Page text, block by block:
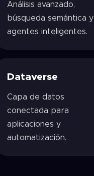
Análisis avanzado,
búsqueda semántica y
agentes inteligentes.
Dataverse
Capa de datos
conectada para
aplicaciones y
automatización.